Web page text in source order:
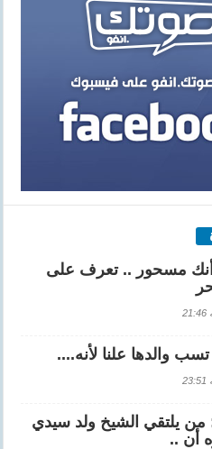
مسحور .. تعرف على
والدها علنا لأنه....
: من يلتقي الشيخ ولد سيدي
أن ..